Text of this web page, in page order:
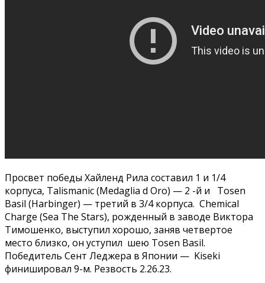
Просвет победы Хайленд Рила составил 1 и 1/4
корпуса, Talismanic (Medaglia d Oro) — 2 -й и Tosen
Basil (Harbinger) — третий в 3/4 корпуса. Chemical
Charge (Sea The Stars), рожденный в заводе Виктора
Тимошенко, выступил хорошо, заняв четвертое
место близко, он уступил шею Tosen Basil.
Победитель Сент Леджера в Японии — Kiseki
финишировал 9-м. Резвость 2.26.23.